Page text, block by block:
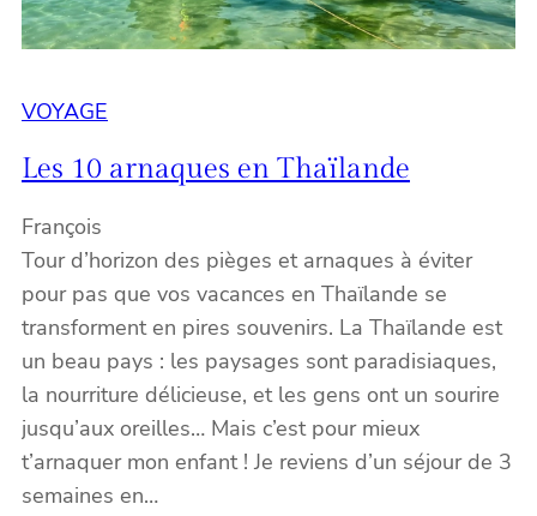
VOYAGE
Les 10 arnaques en Thaïlande
François
Tour d’horizon des pièges et arnaques à éviter
pour pas que vos vacances en Thaïlande se
transforment en pires souvenirs. La Thaïlande est
un beau pays : les paysages sont paradisiaques,
la nourriture délicieuse, et les gens ont un sourire
jusqu’aux oreilles… Mais c’est pour mieux
t’arnaquer mon enfant ! Je reviens d’un séjour de 3
semaines en…